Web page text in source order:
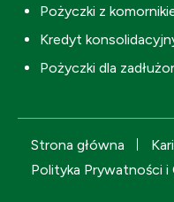
Pożyczki z
Kredyt
Pożyczki dla
Strona główna
Polityka Prywatności i